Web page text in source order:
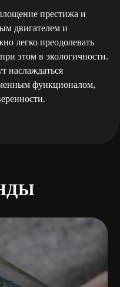
престижа и
двигателем и
легко преодолевать
этом в экологичности.
наслаждаться
функционалом,